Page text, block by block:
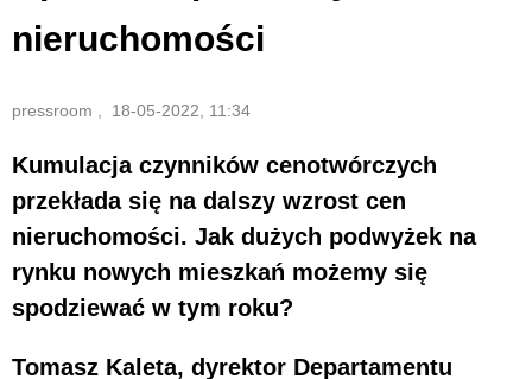
nieruchomości
pressroom , 18-05-2022, 11:34
Kumulacja czynników cenotwórczych
przekłada się na dalszy wzrost cen
nieruchomości. Jak dużych podwyżek na
rynku nowych mieszkań możemy się
spodziewać w tym roku?
Tomasz Kaleta, dyrektor Departamentu